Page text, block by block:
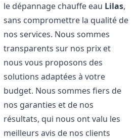
le dépannage chauffe eau Lilas,
sans compromettre la qualité de
nos services. Nous sommes
transparents sur nos prix et
nous vous proposons des
solutions adaptées à votre
budget. Nous sommes fiers de
nos garanties et de nos
résultats, qui nous ont valu les
meilleurs avis de nos clients